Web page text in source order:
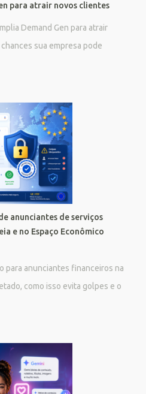
para atrair novos clientes
Demand Gen para atrair
sua empresa pode
anunciantes de serviços
e no Espaço Econômico
para anunciantes financeiros na
como isso evita golpes e o